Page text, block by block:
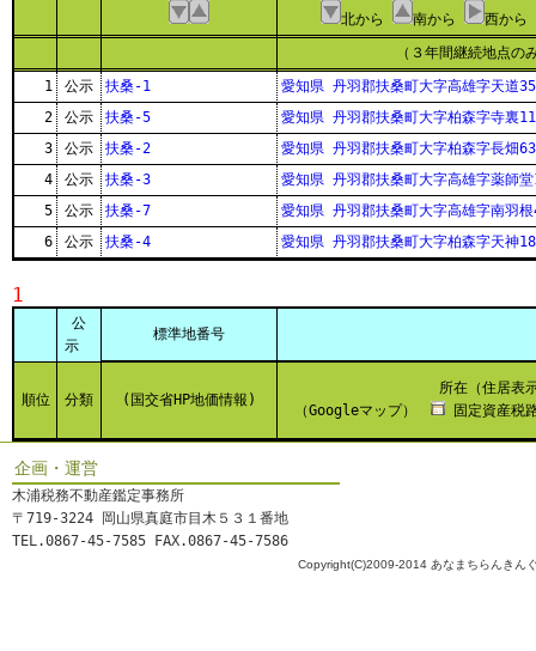
北から 南から
西から
（３年間継続地点の
1
公示 扶桑-1
愛知県 丹羽郡扶桑町大字高雄字天道
2
公示 扶桑-5
愛知県 丹羽郡扶桑町大字柏森字寺裏
3
公示 扶桑-2
愛知県 丹羽郡扶桑町大字柏森字長畑
4
公示 扶桑-3
愛知県 丹羽郡扶桑町大字高雄字薬師
5
公示 扶桑-7
愛知県 丹羽郡扶桑町大字高雄字南羽
6
公示 扶桑-4 愛知県 丹羽郡扶桑町大字柏森字天神
1
公
示
標準地番号
順位 分類 (国交省HP地価情報)
所在（住居表
（Googleマップ）
固定資産税
企画・運営
木浦税務不動産鑑定事務所
〒719-3224 岡山県真庭市目木５３１番地
TEL.0867-45-7585 FAX.0867-45-7586
Copyright(C)2009-2014 あなまちらんきん